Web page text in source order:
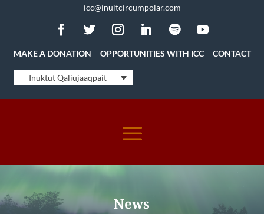
icc@inuitcircumpolar.com
MAKE A DONATION OPPORTUNITIES WITH ICC CONTACT
Inuktut Qaliujaaqpait
News